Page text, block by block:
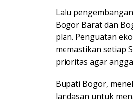
Lalu
Bogor Barat dan
plan. Penguatan
memastikan setiap
prioritas agar
Bupati Bogor,
landasan untuk